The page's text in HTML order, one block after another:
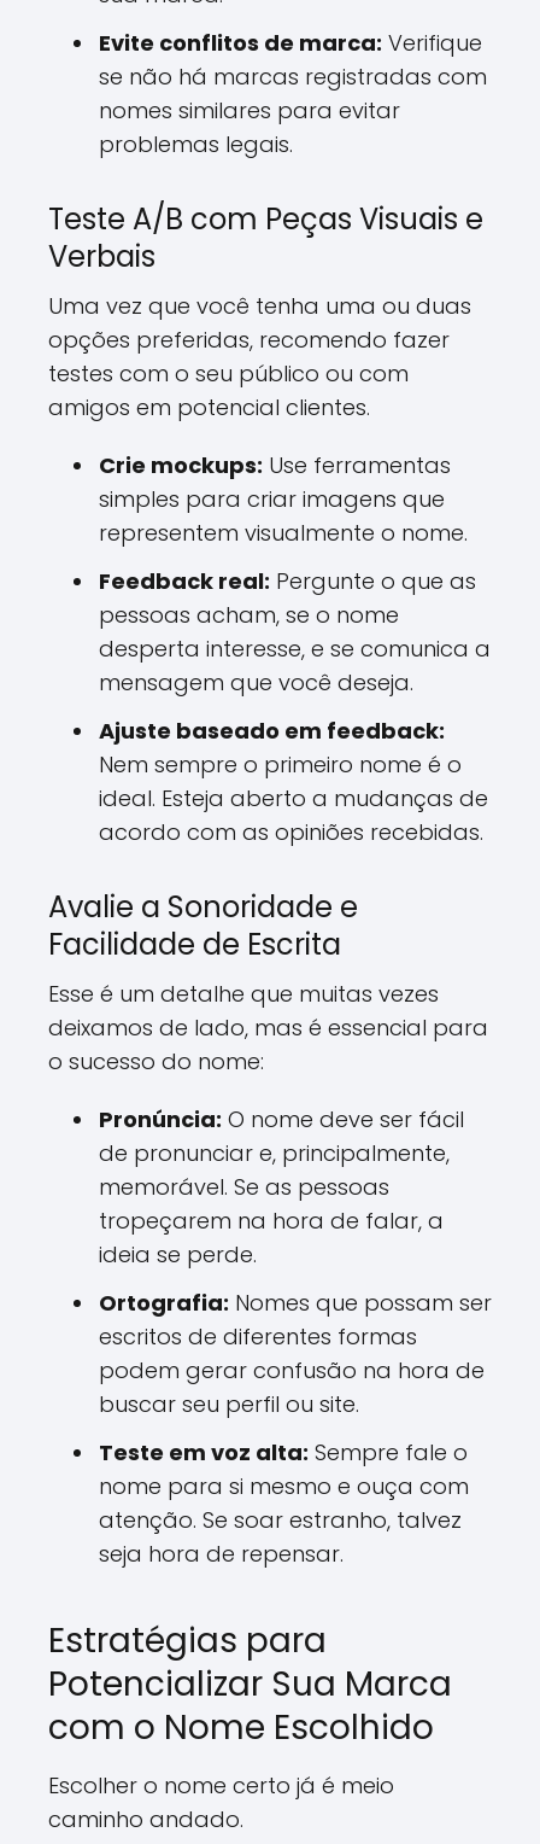
Evite conflitos de marca: Verifique
se não há marcas registradas com
nomes similares para evitar
problemas legais.
Teste A/B com Peças Visuais e
Verbais
Uma vez que você tenha uma ou duas
opções preferidas, recomendo fazer
testes com o seu público ou com
amigos em potencial clientes.
Crie mockups: Use ferramentas
simples para criar imagens que
representem visualmente o nome.
Feedback real: Pergunte o que as
pessoas acham, se o nome
desperta interesse, e se comunica a
mensagem que você deseja.
Ajuste baseado em feedback:
Nem sempre o primeiro nome é o
ideal. Esteja aberto a mudanças de
acordo com as opiniões recebidas.
Avalie a Sonoridade e
Facilidade de Escrita
Esse é um detalhe que muitas vezes
deixamos de lado, mas é essencial para
o sucesso do nome:
Pronúncia: O nome deve ser fácil
de pronunciar e, principalmente,
memorável. Se as pessoas
tropeçarem na hora de falar, a
ideia se perde.
Ortografia: Nomes que possam ser
escritos de diferentes formas
podem gerar confusão na hora de
buscar seu perfil ou site.
Teste em voz alta: Sempre fale o
nome para si mesmo e ouça com
atenção. Se soar estranho, talvez
seja hora de repensar.
Estratégias para
Potencializar Sua Marca
com o Nome Escolhido
Escolher o nome certo já é meio
caminho andado.